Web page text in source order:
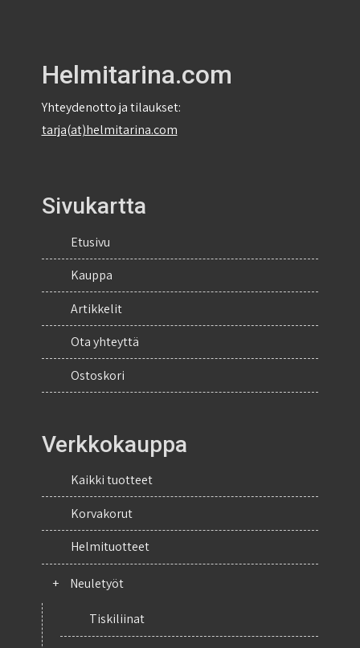
Helmitarina.com
Yhteydenotto ja tilaukset:
tarja(at)helmitarina.com
Sivukartta
Etusivu
Kauppa
Artikkelit
Ota yhteyttä
Ostoskori
Verkkokauppa
Kaikki tuotteet
Korvakorut
Helmituotteet
+ Neuletyöt
Tiskiliinat